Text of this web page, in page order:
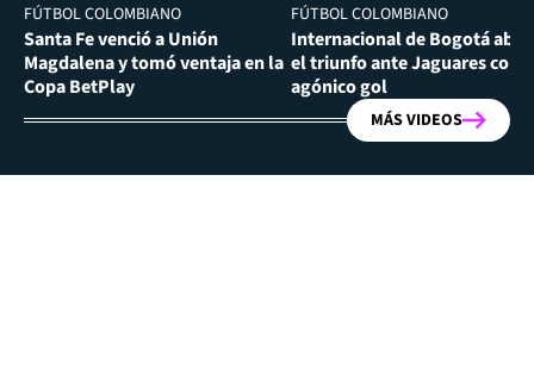
FÚTBOL COLOMBIANO
Santa Fe venció a Unión
Magdalena y tomó ventaja en la
Copa BetPlay
FÚTBOL COLOMBIANO
Internacional de Bogotá
el triunfo ante Jaguares con
agónico gol
MÁS VIDEOS